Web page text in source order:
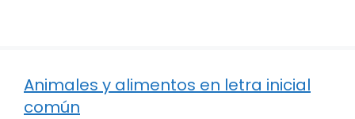
Animales y alimentos en letra inicial
común